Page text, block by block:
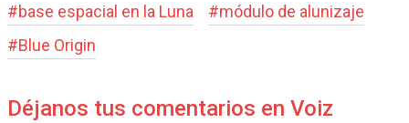
#base espacial en la Luna #módulo de alunizaje
#Blue Origin
Déjanos tus comentarios en Voiz